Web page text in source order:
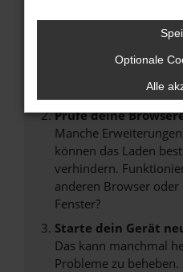
Überprüfe deine
Internetverbindung.
Prüfe deine
Manche
können das Laden
verhindern.
anderen Browser
Fenster?
Starte dein Gerät
Das kann manchmal
Probleme zu beheben.
Optionale
Alle